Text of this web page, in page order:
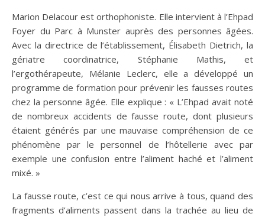
Marion Delacour est orthophoniste. Elle intervient à l’Ehpad
Foyer du Parc à Munster auprès des personnes âgées.
Avec la directrice de l’établissement, Élisabeth Dietrich, la
gériatre coordinatrice, Stéphanie Mathis, et
l’ergothérapeute, Mélanie Leclerc, elle a développé un
programme de formation pour prévenir les fausses routes
chez la personne âgée. Elle explique : « L’Ehpad avait noté
de nombreux accidents de fausse route, dont plusieurs
étaient générés par une mauvaise compréhension de ce
phénomène par le personnel de l’hôtellerie avec par
exemple une confusion entre l’aliment haché et l’aliment
mixé. »
La fausse route, c’est ce qui nous arrive à tous, quand des
fragments d’aliments passent dans la trachée au lieu de